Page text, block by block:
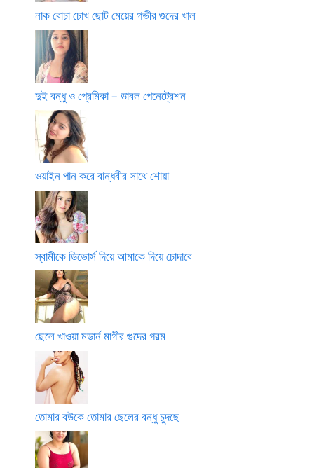
নাক বোচা চোখ ছোট মেয়ের গভীর গুদের খাল
দুই বন্ধু ও প্রেমিকা – ডাবল পেনেট্রেশন
ওয়াইন পান করে বান্ধবীর সাথে শোয়া
স্বামীকে ডিভোর্স দিয়ে আমাকে দিয়ে চোদাবে
ছেলে খাওয়া মডার্ন মাগীর গুদের গরম
তোমার বউকে তোমার ছেলের বন্ধু চুদছে